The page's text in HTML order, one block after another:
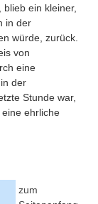
ein kleiner,
in der
würde, zurück.
von
eine
der
Stunde war,
ehrliche
zum